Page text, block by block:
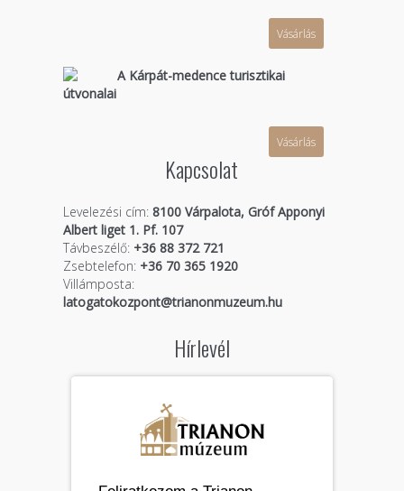
Vásárlás
A Kárpát-medence turisztikai
útvonalai
Vásárlás
Kapcsolat
Levelezési cím: 8100 Várpalota, Gróf Apponyi
Albert liget 1. Pf. 107
Távbeszélő:+36 88 372 721
Zsebtelefon:+36 70 365 1920
Villámposta:
latogatokozpont@trianonmuzeum.hu
Hírlevél